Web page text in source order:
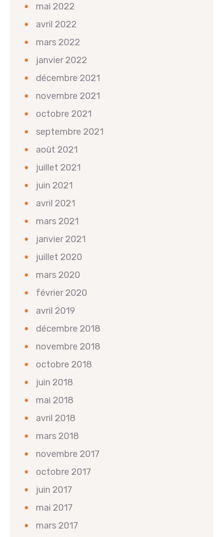
mai 2022
avril 2022
mars 2022
janvier 2022
décembre 2021
novembre 2021
octobre 2021
septembre 2021
août 2021
juillet 2021
juin 2021
avril 2021
mars 2021
janvier 2021
juillet 2020
mars 2020
février 2020
avril 2019
décembre 2018
novembre 2018
octobre 2018
juin 2018
mai 2018
avril 2018
mars 2018
novembre 2017
octobre 2017
juin 2017
mai 2017
mars 2017